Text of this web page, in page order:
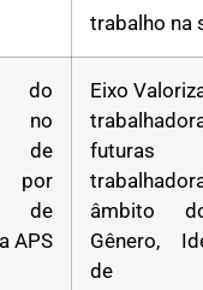
trabalho na
do
no
de
por
de
APS
Eixo
futuras
âmbito
Gênero,
de